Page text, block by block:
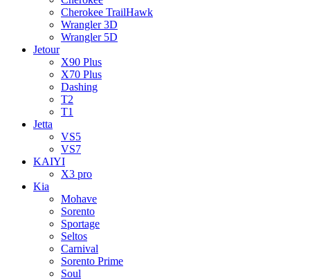
Cherokee TrailHawk
Wrangler 3D
Wrangler 5D
Jetour
X90 Plus
X70 Plus
Dashing
T2
T1
Jetta
VS5
VS7
KAIYI
X3 pro
Kia
Mohave
Sorento
Sportage
Seltos
Carnival
Sorento Prime
Soul